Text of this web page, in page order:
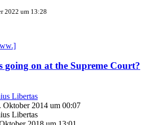
2022 um 13:28
going on at the Supreme Court?
Libertas
Oktober 2014 um 00:07
Libertas